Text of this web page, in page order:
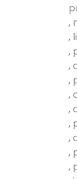
,
,
,
,
,
,
,
,
,
,
,